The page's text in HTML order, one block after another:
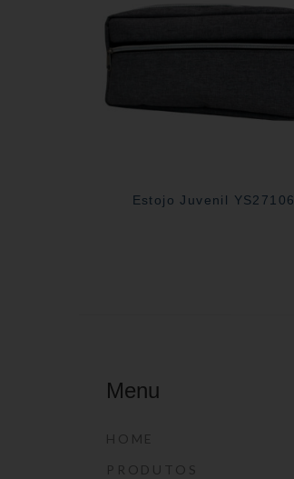
Estojo Juvenil YS27106
Menu
HOME
PRODUTOS